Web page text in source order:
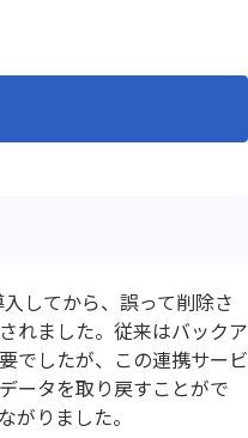
してから、誤って削除さ
れました。従来はバックア
でしたが、この連携サービ
ータを取り戻すことがで
がりました。